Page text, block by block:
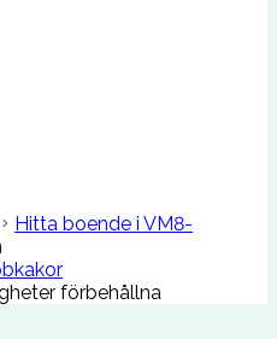
Hitta boende i VM8-
förbehållna